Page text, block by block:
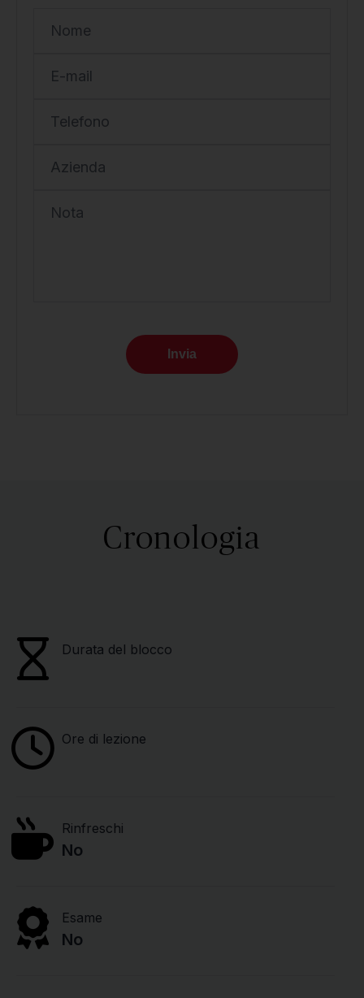
Nome
E-mail
Telefono
Azienda
Nota
Invia
Cronologia
Durata del blocco
Ore di lezione
Rinfreschi
No
Esame
No